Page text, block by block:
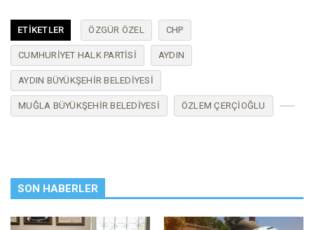
ETIKETLER ÖZGÜR ÖZEL CHP
CUMHURIYET HALK PARTISI AYDIN
AYDIN BÜYÜKŞEHIR BELEDIYESI
MUĞLA BÜYÜKŞEHIR BELEDIYESI ÖZLEM ÇERÇIOĞLU
SON HABERLER